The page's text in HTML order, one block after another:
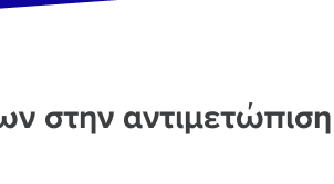
στην αντιμετώπιση